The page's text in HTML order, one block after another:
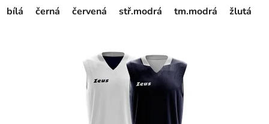
bílá černá červená stř.modrá tm.modrá žlutá